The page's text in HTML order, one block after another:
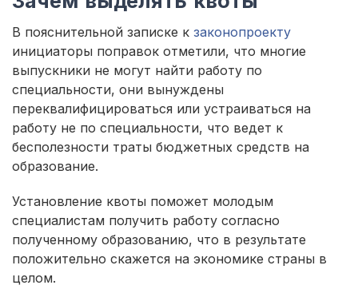
В пояснительной записке к законопроекту
инициаторы поправок отметили, что многие
выпускники не могут найти работу по
специальности, они вынуждены
переквалифицироваться или устраиваться на
работу не по специальности, что ведет к
бесполезности траты бюджетных средств на
образование.
Установление квоты поможет молодым
специалистам получить работу согласно
полученному образованию, что в результате
положительно скажется на экономике страны в
целом.